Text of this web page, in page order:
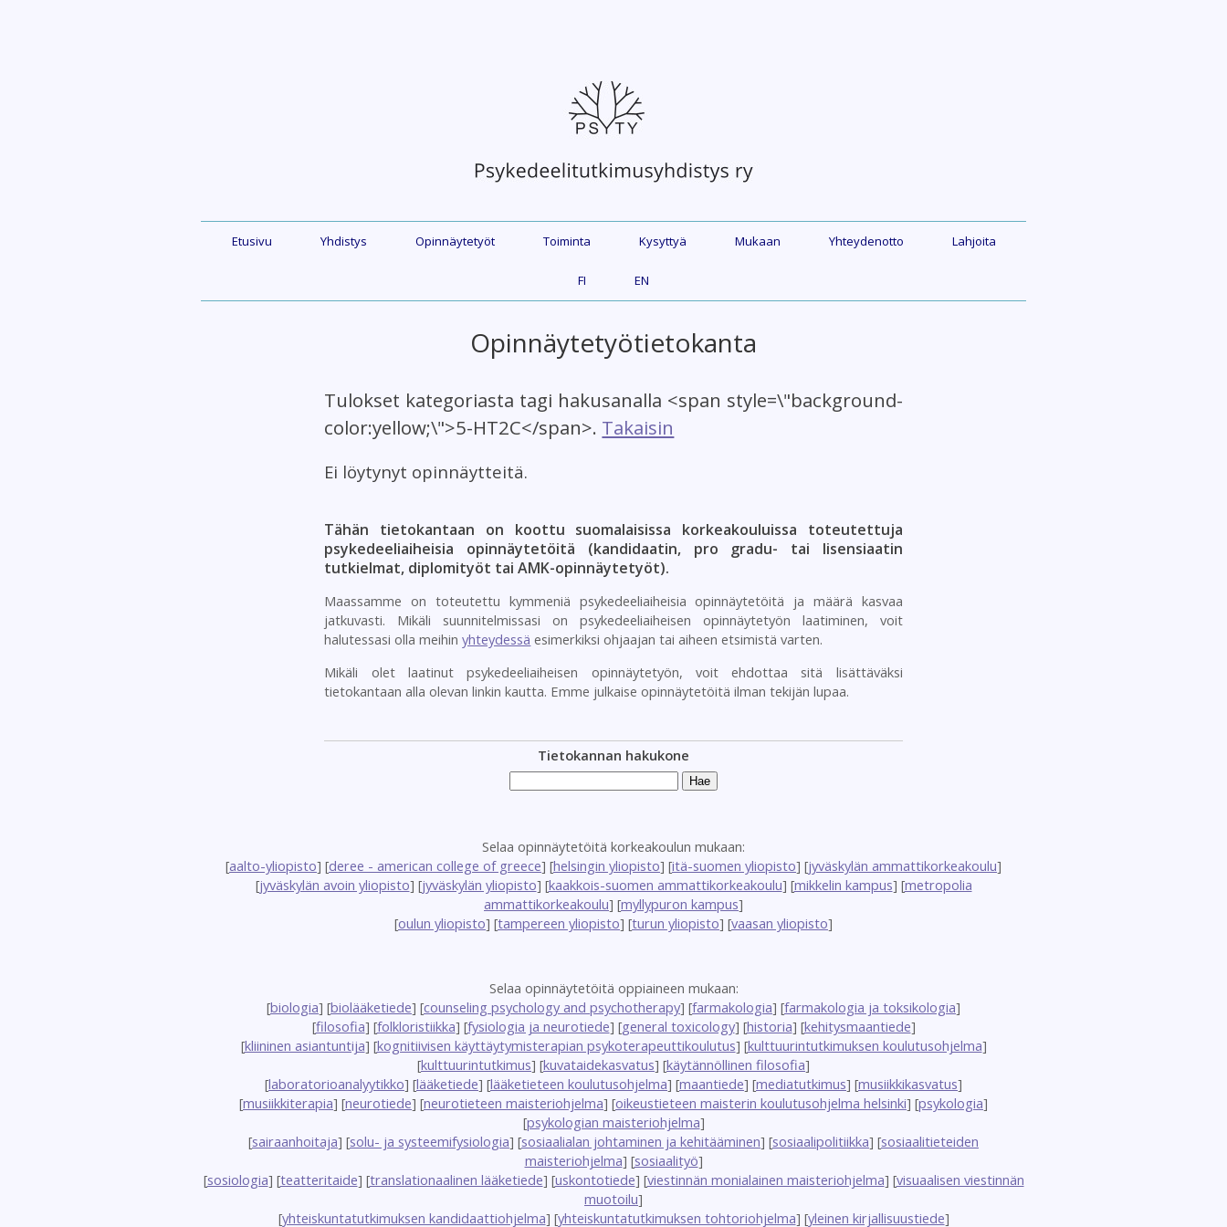
Etusivu Yhdistys Opinnäytetyöt Toiminta Kysyttyä Mukaan Yhteydenotto Lahjoita
FI EN
Opinnäytetyötietokanta
Tulokset kategoriasta tagi hakusanalla <span style=\"background-
color:yellow;\">5-HT2C</span>. Takaisin
Ei löytynyt opinnäytteitä.
Tähän tietokantaan on koottu suomalaisissa korkeakouluissa toteutettuja
psykedeeliaiheisia opinnäytetöitä (kandidaatin, pro gradu- tai lisensiaatin
tutkielmat, diplomityöt tai AMK-opinnäytetyöt).
Maassamme on toteutettu kymmeniä psykedeeliaiheisia opinnäytetöitä ja määrä kasvaa
jatkuvasti. Mikäli suunnitelmissasi on psykedeeliaiheisen opinnäytetyön laatiminen, voit
halutessasi olla meihinyhteydessä esimerkiksi ohjaajan tai aiheen etsimistä varten.
Mikäli olet laatinut psykedeeliaiheisen opinnäytetyön, voit ehdottaa sitä lisättäväksi
tietokantaan alla olevan linkin kautta. Emme julkaise opinnäytetöitä ilman tekijän lupaa.
Tietokannan hakukone
Selaa opinnäytetöitä korkeakoulun mukaan:
[aalto-yliopisto] [deree - american college of greece] [helsingin yliopisto] [itä-suomen yliopisto] [jyväskylän ammattikorkeakoulu]
[jyväskylän avoin yliopisto] [jyväskylän yliopisto] [kaakkois-suomen ammattikorkeakoulu] [mikkelin kampus] [metropolia
ammattikorkeakoulu] [myllypuron kampus]
[oulun yliopisto] [tampereen yliopisto] [turun yliopisto] [vaasan yliopisto]
Selaa opinnäytetöitä oppiaineen mukaan:
[biologia] [biolääketiede] [counseling psychology and psychotherapy] [farmakologia] [farmakologia ja toksikologia]
[filosofia] [folkloristiikka] [fysiologia ja neurotiede] [general toxicology] [historia] [kehitysmaantiede]
[kliininen asiantuntija] [kognitiivisen käyttäytymisterapian psykoterapeuttikoulutus] [kulttuurintutkimuksen koulutusohjelma]
[kulttuurintutkimus] [kuvataidekasvatus] [käytännöllinen filosofia]
[laboratorioanalyytikko] [lääketiede] [lääketieteen koulutusohjelma] [maantiede] [mediatutkimus] [musiikkikasvatus]
[musiikkiterapia] [neurotiede] [neurotieteen maisteriohjelma] [oikeustieteen maisterin koulutusohjelma helsinki] [psykologia]
[psykologian maisteriohjelma]
[sairaanhoitaja] [solu- ja systeemifysiologia] [sosiaalialan johtaminen ja kehitääminen] [sosiaalipolitiikka] [sosiaalitieteiden
maisteriohjelma] [sosiaalityö]
[sosiologia] [teatteritaide] [translationaalinen lääketiede] [uskontotiede] [viestinnän monialainen maisteriohjelma] [visuaalisen viestinnän
muotoilu]
[yhteiskuntatutkimuksen kandidaattiohjelma] [yhteiskuntatutkimuksen tohtoriohjelma] [yleinen kirjallisuustiede]